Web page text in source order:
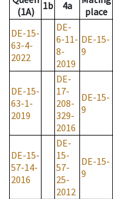
(1A)
1b 4a
place
DE-15-
63-4-
2022
DE-
6-11-
8-
2019
DE-15-
9
DE-15-
63-1-
2019
DE-
17-
208-
329-
2016
DE-15-
9
DE-15-
57-14-
2016
DE-
15-
57-
25-
2012
DE-15-
9